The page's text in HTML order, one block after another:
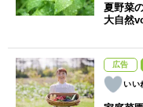
夏野菜
大自然
広告